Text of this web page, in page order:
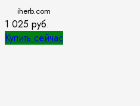
iherb.com
1 025 руб.
Купить сейчас